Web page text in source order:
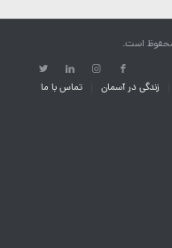
محفوظ است.
زندگی در آسمان تماس با ما